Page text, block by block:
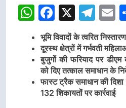
WhatsApp
X
भूमि विवादों के त्वरित
दूरस्थ क्षेत्रों में गर्भवती
बुजुर्गो की फरियाद पर
को दिए तत्काल समाधान के
फास्ट ट्रैक समाधान की
132 शिकायतों पर कार्रवाई